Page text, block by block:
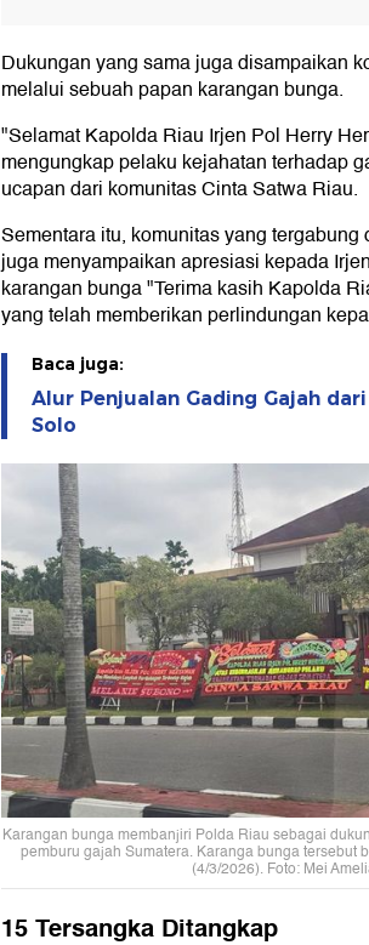
Dukungan yang sama juga disampaikan
melalui sebuah papan karangan bunga.
"Selamat Kapolda Riau Irjen Pol Herry
mengungkap pelaku kejahatan terhadap
ucapan dari komunitas Cinta Satwa Riau.
Sementara itu, komunitas yang
juga menyampaikan apresiasi kepada
karangan bunga "Terima kasih Kapolda
yang telah memberikan perlindungan
Baca juga:
Alur Penjualan Gading Gajah
Solo
Karangan bunga membanjiri Polda Riau sebagai
pemburu gajah Sumatera. Karanga bunga tersebut
(4/3/2026). Foto: Mei
15 Tersangka Ditangkap